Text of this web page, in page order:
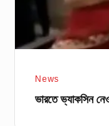
News
ভারতে ভ্যাকসিন